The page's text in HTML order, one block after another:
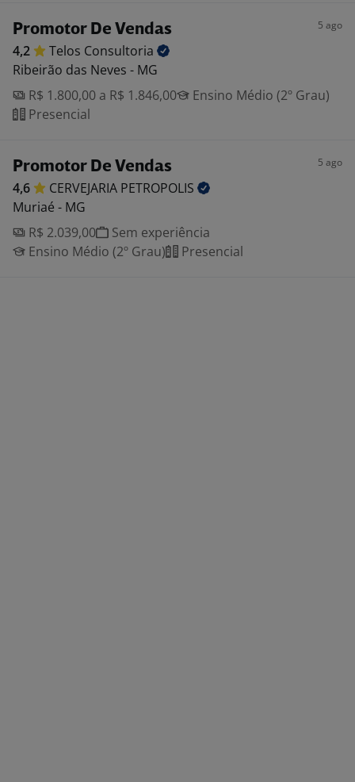
Promotor De Vendas 5 ago
4,2 Telos Consultoria
Ribeirão das Neves - MG
R$ 1.800,00 a R$ 1.846,00
Ensino Médio (2º Grau)
Presencial
Promotor De Vendas 5 ago
4,6 CERVEJARIA PETROPOLIS
Muriaé - MG
R$ 2.039,00
Sem experiência
Ensino Médio (2º Grau)
Presencial